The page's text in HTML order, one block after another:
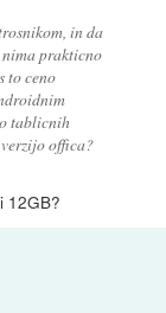
in da
nima prakticno
to ceno
tablicnih
offica?
12GB?